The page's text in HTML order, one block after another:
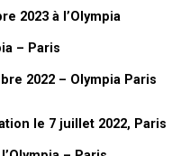
du plateau parce que quand
Donc ça fait beaucoup.
choisi quelques-uns que
qu’on appelle des pêle-mêle
2023 à l’Olympia
– Paris
2022 – Olympia Paris
le 7 juillet 2022, Paris